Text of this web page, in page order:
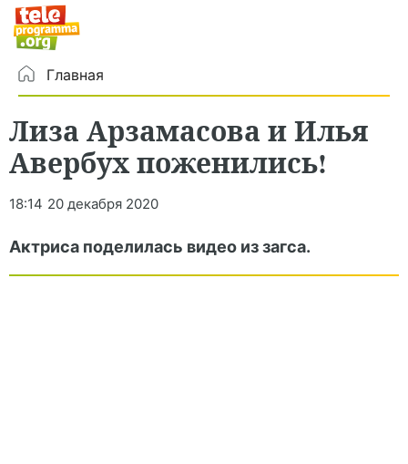
Главная
Лиза Арзамасова и Илья
Авербух поженились!
18:14 20 декабря 2020
Актриса поделилась видео из загса.